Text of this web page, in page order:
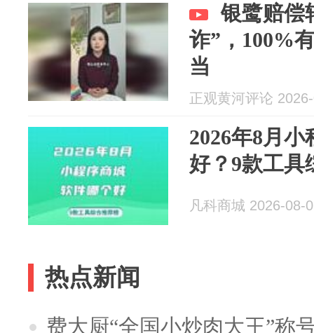
银鹭赔偿
诈”，100%
当
正观黄河评论
2026年8月
好？9款工具
凡科商城 2026-08-
热点新闻
费大厨“全国小炒肉大王”称